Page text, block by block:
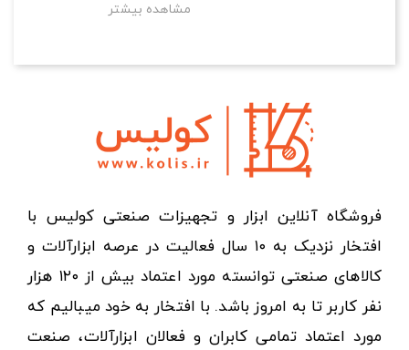
مشاهده بیشتر
فروشگاه آنلاین ابزار و تجهیزات صنعتی کولیس با
افتخار نزدیک به ۱۰ سال فعالیت در عرصه ابزارآلات و
کالاهای صنعتی توانسته مورد اعتماد بیش از ۱۲۰ هزار
نفر کاربر تا به امروز باشد. با افتخار به خود میبالیم که
مورد اعتماد تمامی کابران و فعالان ابزارآلات، صنعت